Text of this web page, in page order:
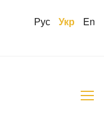
Рус Укр En